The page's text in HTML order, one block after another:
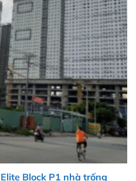
Block P1 nhà trống